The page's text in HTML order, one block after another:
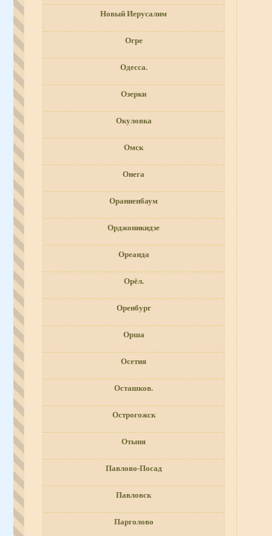
Новый Иерусалим
Огре
Одесса.
Озерки
Окуловка
Омск
Онега
Ораниенбаум
Орджоникидзе
Ореанда
Орёл.
Оренбург
Орша
Осетия
Осташков.
Острогожск
Отыня
Павлово-Посад
Павловск
Парголово